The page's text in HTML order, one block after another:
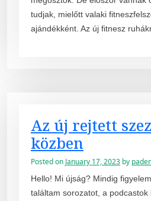
tudjak, mielőtt valaki
ajándékként. Az új fitnesz
Az új rejtett
közben
Posted on January 17, 2023 by
Hello! Mi újság? Mindig
találtam sorozatot, a podcastok